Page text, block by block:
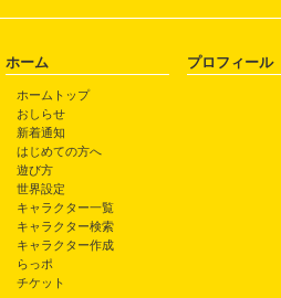
ホーム
ホームトップ
おしらせ
新着通知
はじめての方へ
遊び方
世界設定
キャラクター一覧
キャラクター検索
キャラクター作成
らっポ
チケット
プロフィール